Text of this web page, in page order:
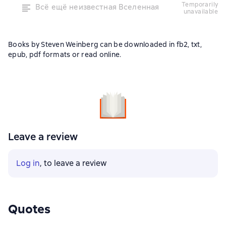
Всё ещё неизвестная Вселенная
temporarily
unavailable
Books by Steven Weinberg can be downloaded in fb2, txt,
epub, pdf formats or read online.
Leave a review
Log in, to leave a review
Quotes